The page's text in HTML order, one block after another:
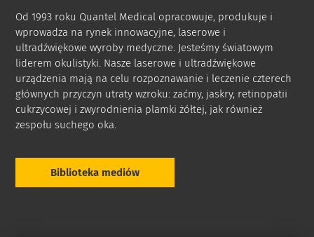
Od 1993 roku Quantel Medical opracowuje, produkuje i
wprowadza na rynek innowacyjne, laserowe i
ultradźwiękowe wyroby medyczne. Jesteśmy światowym
liderem okulistyki. Nasze laserowe i ultradźwiękowe
urządzenia mają na celu rozpoznawanie i leczenie czterech
głównych przyczyn utraty wzroku: zaćmy, jaskry, retinopatii
cukrzycowej i zwyrodnienia plamki żółtej, jak również
zespołu suchego oka.
Biblioteka mediów